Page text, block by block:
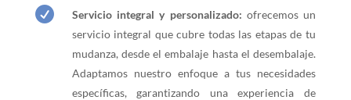
 Servicio integral y personalizado: ofrecemos un
servicio integral que cubre todas las etapas de tu
mudanza, desde el embalaje hasta el desembalaje.
Adaptamos nuestro enfoque a tus necesidades
específicas, garantizando una experiencia de